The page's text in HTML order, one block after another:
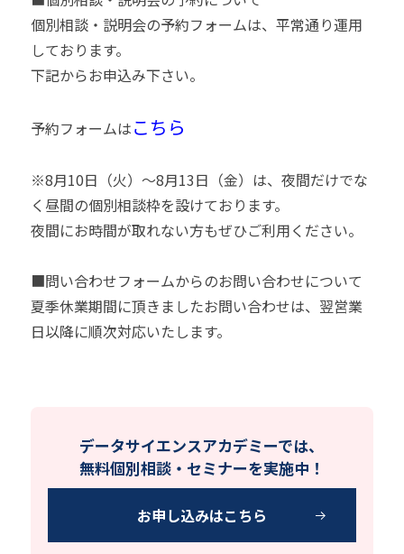
個別相談・説明会の予約フォームは、平常通り運用
しております。
下記からお申込み下さい。
予約フォームはこちら
※8月10日（火）～8月13日（金）は、夜間だけでな
く昼間の個別相談枠を設けております。
夜間にお時間が取れない方もぜひご利用ください。
■問い合わせフォームからのお問い合わせについて
夏季休業期間に頂きましたお問い合わせは、翌営業
日以降に順次対応いたします。
データサイエンスアカデミーでは、
無料個別相談・セミナーを実施中！
お申し込みはこちら